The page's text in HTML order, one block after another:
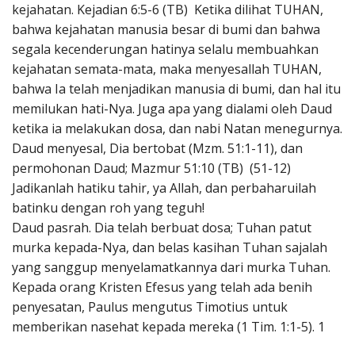
kejahatan. Kejadian 6:5-6 (TB) Ketika dilihat TUHAN,
bahwa kejahatan manusia besar di bumi dan bahwa
segala kecenderungan hatinya selalu membuahkan
kejahatan semata-mata, maka menyesallah TUHAN,
bahwa Ia telah menjadikan manusia di bumi, dan hal itu
memilukan hati-Nya. Juga apa yang dialami oleh Daud
ketika ia melakukan dosa, dan nabi Natan menegurnya.
Daud menyesal, Dia bertobat (Mzm. 51:1-11), dan
permohonan Daud; Mazmur 51:10 (TB) (51-12)
Jadikanlah hatiku tahir, ya Allah, dan perbaharuilah
batinku dengan roh yang teguh!
Daud pasrah. Dia telah berbuat dosa; Tuhan patut
murka kepada-Nya, dan belas kasihan Tuhan sajalah
yang sanggup menyelamatkannya dari murka Tuhan.
Kepada orang Kristen Efesus yang telah ada benih
penyesatan, Paulus mengutus Timotius untuk
memberikan nasehat kepada mereka (1 Tim. 1:1-5). 1